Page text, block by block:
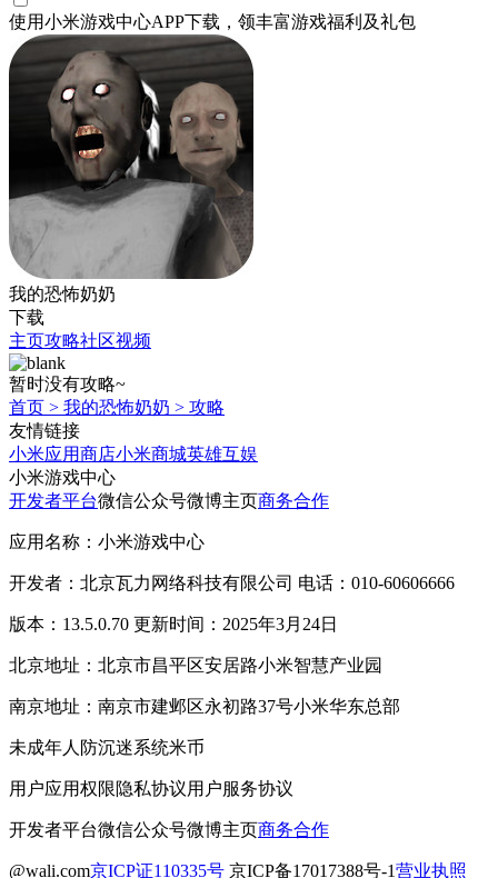
使用小米游戏中心APP下载 ，领丰富游戏福利 及礼包
我的恐怖奶奶
下载
主页攻略社区视频
暂时没有攻略~
首页 > 我的恐怖奶奶 > 攻略
友情链接
小米应用商店小米商城英雄互娱
小米游戏中心
开发者平台微信公众号微博主页商务合作
应用名称：小米游戏中心
开发者：北京瓦力网络科技有限公司 电话：010-60606666
版本：13.5.0.70 更新时间：2025年3月24日
北京地址：北京市昌平区安居路小米智慧产业园
南京地址：南京市建邺区永初路37号小米华东总部
未成年人防沉迷系统米币
用户应用权限隐私协议用户服务协议
开发者平台微信公众号微博主页商务合作
@wali.com京ICP证110335号 京ICP备17017388号-1营业执照